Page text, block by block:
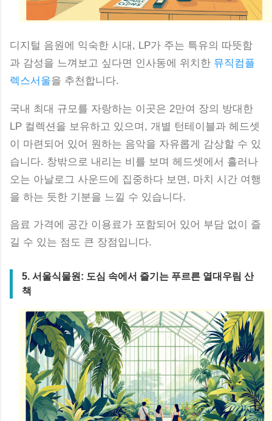
디지털 음원에 익숙한 시대, LP가 주는 특유의 따뜻함
과 감성을 느껴보고 싶다면 인사동에 위치한 뮤직컴플
렉스서울을 추천합니다.
국내 최대 규모를 자랑하는 이곳은 2만여 장의 방대한
LP 컬렉션을 보유하고 있으며, 개별 턴테이블과 헤드셋
이 마련되어 있어 원하는 음악을 자유롭게 감상할 수 있
습니다. 창밖으로 내리는 비를 보며 헤드셋에서 흘러나
오는 아날로그 사운드에 집중하다 보면, 마치 시간 여행
을 하는 듯한 기분을 느낄 수 있습니다.
음료 가격에 공간 이용료가 포함되어 있어 부담 없이 즐
길 수 있는 점도 큰 장점입니다.
5. 서울식물원: 도심 속에서 즐기는 푸르른 열대우림 산
책